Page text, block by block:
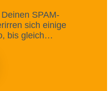
SPAM-
sich einige
bis gleich…